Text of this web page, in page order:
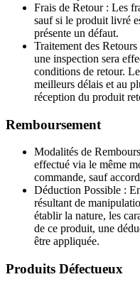
Frais de Retour: Les
sauf si le produit livré
présente un défaut.
Traitement des Retours
une inspection sera
conditions de retour.
meilleurs délais et au
réception du produit
Remboursement
Modalités de
effectué via le même
commande, sauf
Déduction Possible :
résultant de
établir la nature, les
de ce produit, une
être appliquée.
Produits Défectueux